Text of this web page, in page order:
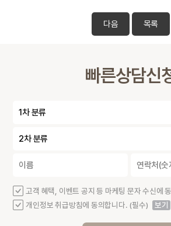
다음 목록
빠른상담신
고객 혜택, 이벤트 공지 등 마케팅 문자 수신에
개인정보 취급방침에 동의합니다. (필수)
보기